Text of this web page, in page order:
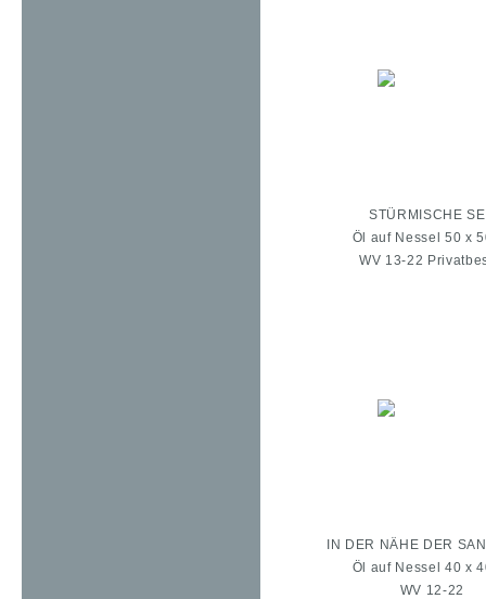
STÜRMISCHE
Öl auf Nessel 50 x
WV 13-22
IN DER NÄHE DER
Öl auf Nessel 40 x
WV 12-22